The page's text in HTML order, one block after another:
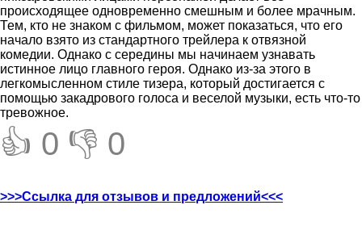
происходящее одновременно смешным и более мрачным.
Тем, кто не знаком с фильмом, может показаться, что его
начало взято из стандартного трейлера к отвязной
комедии. Однако с середины мы начинаем узнавать
истинное лицо главного героя. Однако из-за этого в
легкомысленном стиле тизера, который достигается с
помощью закадрового голоса и веселой музыки, есть что-то
тревожное.
👍 0 👎 0
>>>Ссылка для отзывов и предложений<<<